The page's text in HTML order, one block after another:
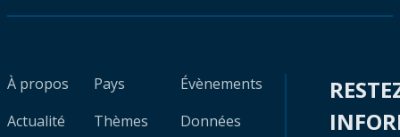
À propos
Actualité
Pays
Thèmes
Évènements
Données